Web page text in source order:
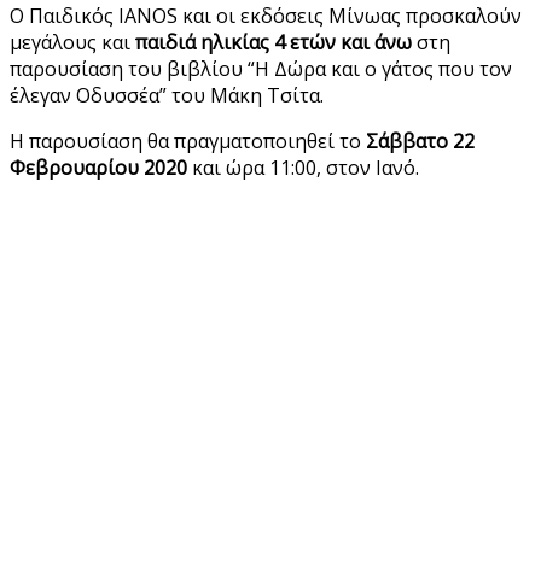
Ο Παιδικός IANOS και οι εκδόσεις Μίνωας προσκαλούν
μεγάλους καιπαιδιά ηλικίας 4 ετών και άνωστη
παρουσίαση του βιβλίου “Η Δώρα και ο γάτος που τον
έλεγαν Οδυσσέα” του Μάκη Τσίτα.
Η παρουσίαση θα πραγματοποιηθεί το Σάββατο 22
Φεβρουαρίου 2020 και ώρα 11:00, στον Ιανό.